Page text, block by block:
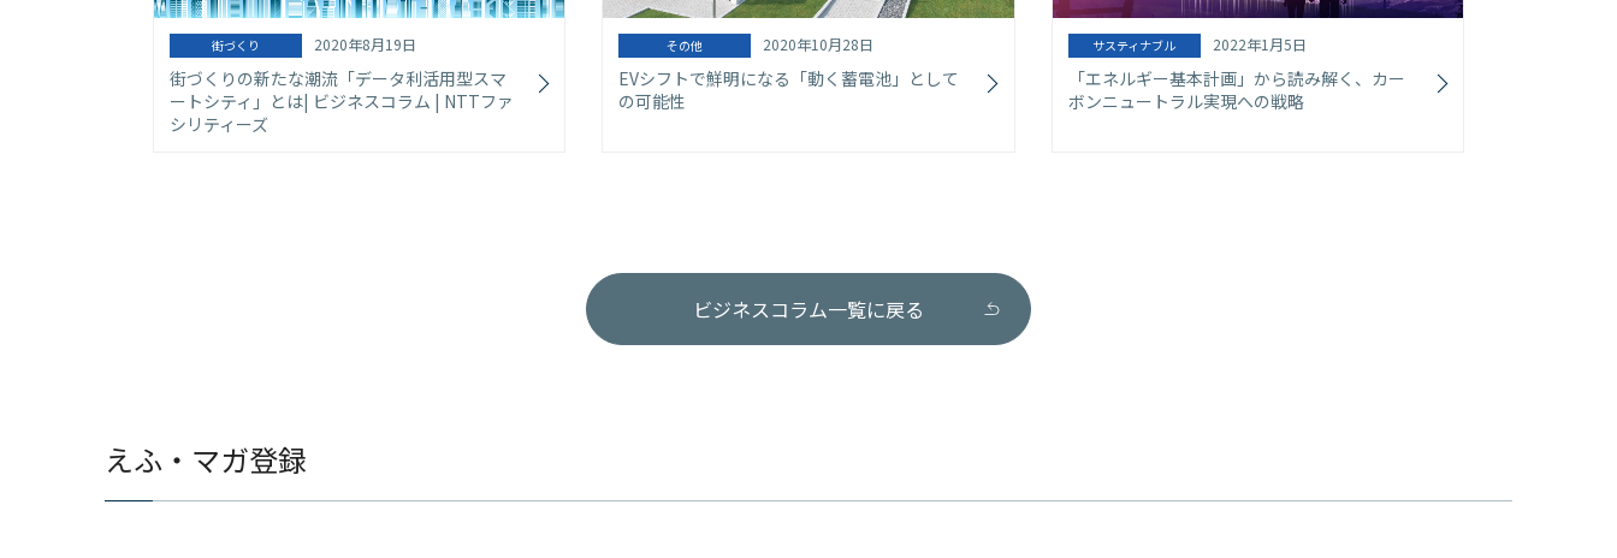
街づくり 2020年8月19日
街づくりの新たな潮流「データ利活用型スマ
ートシティ」とは| ビジネスコラム | NTTファ
シリティーズ
その他 2020年10月28日
EVシフトで鮮明になる「動く蓄電池」として
の可能性
サスティナブル 2022年1月5日
「エネルギー基本計画」から読み解く、カー
ボンニュートラル実現への戦略
ビジネスコラム一覧に戻る
えふ・マガ登録